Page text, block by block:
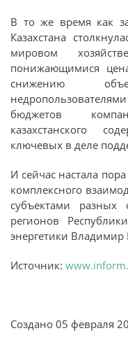
В то же время как
Казахстана
мировом
понижающимися
снижению
бюджетов
казахстанского
ключевых в деле
И сейчас настала
комплексного
субъектами
регионов
энергетики
Источник:
Создано 05 февраля